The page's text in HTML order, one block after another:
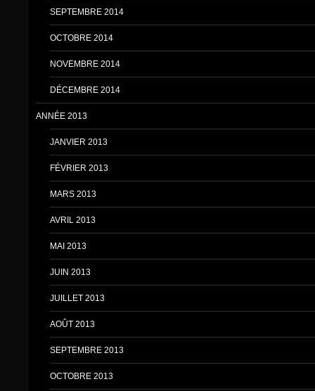
SEPTEMBRE 2014
OCTOBRE 2014
NOVEMBRE 2014
DÉCEMBRE 2014
ANNÉE 2013
JANVIER 2013
FÉVRIER 2013
MARS 2013
AVRIL 2013
MAI 2013
JUIN 2013
JUILLET 2013
AOÛT 2013
SEPTEMBRE 2013
OCTOBRE 2013